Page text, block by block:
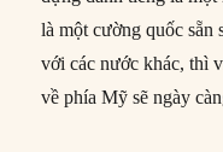
là một cường quốc sẵn
với các nước khác, thì
về phía Mỹ sẽ ngày